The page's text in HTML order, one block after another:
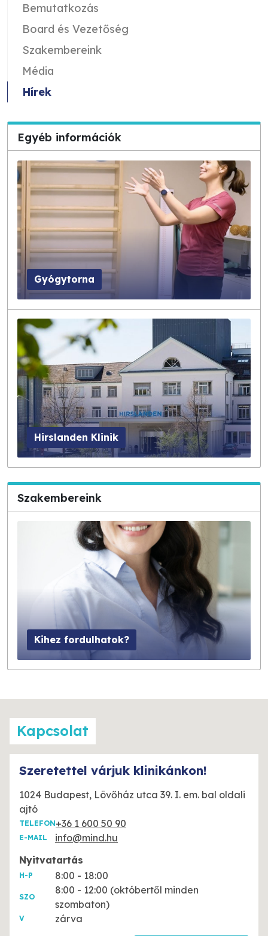
Bemutatkozás
Board és Vezetőség
Szakembereink
Média
Hírek
Egyéb információk
Gyógytorna
Hirslanden Klinik
Szakembereink
Kihez fordulhatok?
Kapcsolat
Szeretettel várjuk klinikánkon!
1024 Budapest, Lövőház utca 39. I. em. bal oldali
ajtó
TELEFON+36 1 600 50 90
E-MAIL
info@mind.hu
Nyitvatartás
H-P 8:00 - 18:00
SZO
8:00 - 12:00 (októbertől minden
szombaton)
V zárva